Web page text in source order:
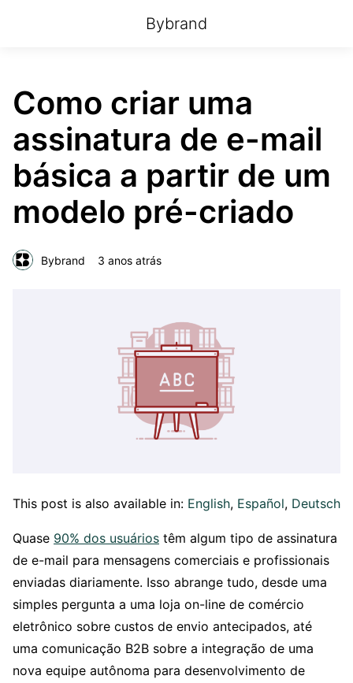
Bybrand
Como criar uma
assinatura de e-mail
básica a partir de um
modelo pré-criado
Bybrand 3 anos atrás
This post is also available in: English Español Deutsch
Quase 90% dos usuários têm algum tipo de assinatura
de e-mail para mensagens comerciais e profissionais
enviadas diariamente. Isso abrange tudo, desde uma
simples pergunta a uma loja on-line de comércio
eletrônico sobre custos de envio antecipados, até
uma comunicação B2B sobre a integração de uma
nova equipe autônoma para desenvolvimento de